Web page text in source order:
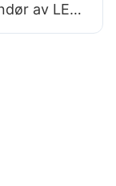
av LED-
for